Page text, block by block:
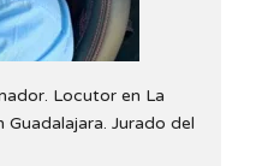
Locutor en La
Jurado del